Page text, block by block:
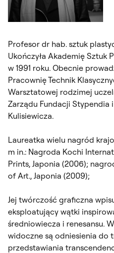
Profesor dr hab. sztuk
Ukończyła Akademię Sztuk
w 1991 roku. Obecnie
Pracownię Technik
Warsztatowej rodzimej
Zarządu Fundacji Stypendia
Kulisiewicza.
Laureatka wielu nagród
m in.: Nagroda Kochi
Prints, Japonia (2006);
of Art., Japonia (2009);
Jej twórczość graficzna
eksploatujący wątki
średniowiecza i renesansu.
widoczne są odniesienia do
przedstawiania